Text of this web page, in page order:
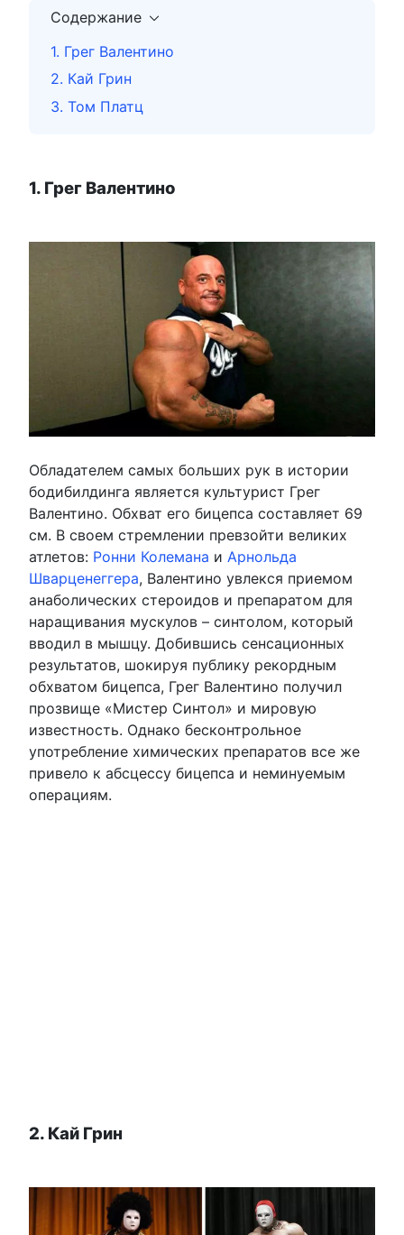
Содержание
1. Грег Валентино
2. Кай Грин
3. Том Платц
1. Грег Валентино
Обладателем самых больших рук в истории
бодибилдинга является культурист Грег
Валентино. Обхват его бицепса составляет 69
см. В своем стремлении превзойти великих
атлетов: Ронни Колемана и Арнольда
Шварценеггера, Валентино увлекся приемом
анаболических стероидов и препаратом для
наращивания мускулов – синтолом, который
вводил в мышцу. Добившись сенсационных
результатов, шокируя публику рекордным
обхватом бицепса, Грег Валентино получил
прозвище «Мистер Синтол» и мировую
известность. Однако бесконтрольное
употребление химических препаратов все же
привело к абсцессу бицепса и неминуемым
операциям.
2. Кай Грин